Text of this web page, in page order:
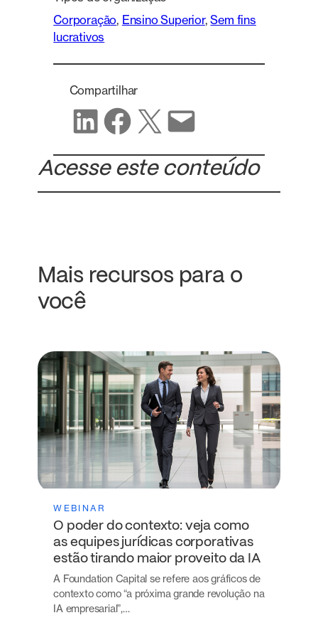
Corporação, Ensino Superior, Sem fins
lucrativos
Compartilhar
Compartilhar no LinkedIn Compartilhar no Facebook Compartilhar no X Compartilhar por e-mail
Acesse este conteúdo
Mais recursos para o
você
WEBINAR
O poder do contexto: veja como
as equipes jurídicas corporativas
estão tirando maior proveito da IA
A Foundation Capital se refere aos gráficos de
contexto como “a próxima grande revolução na
IA empresarial”,…